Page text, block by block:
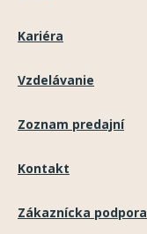
Kariéra
Vzdelávanie
Zoznam predajní
Kontakt
Zákaznícka podpora